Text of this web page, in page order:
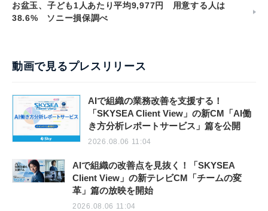
お盆玉、子ども1人あたり平均9,977円 用意する人は
38.6% ソニー損保調べ
動画で見るプレスリリース
AIで組織の業務改善を支援する！
「SKYSEA Client View」の新CM「AI働
き方分析レポートサービス」篇を公開
2026.08.06 11:04
AIで組織の改善点を見抜く！「SKYSEA
Client View」の新テレビCM「チームの変
革」篇の放映を開始
2026.08.06 11:04